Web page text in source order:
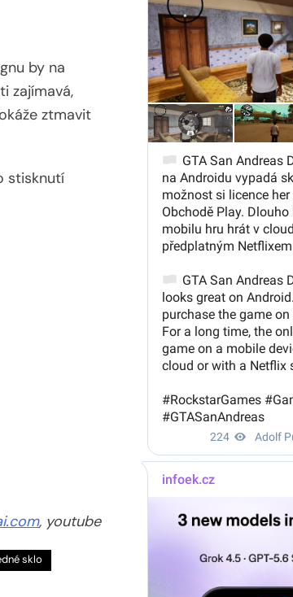
by na
zajímavá,
ztmavit
stisknutí
, youtube
sklo